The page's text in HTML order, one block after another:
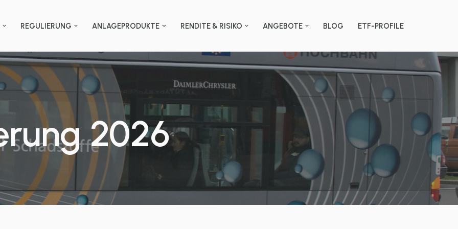
REGULIERUNG ANLAGEPRODUKTE RENDITE & RISIKO ANGEBOTE BLOG ETF-PROFILE
2026